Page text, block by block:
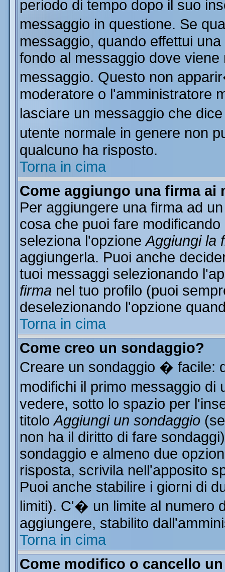
periodo di tempo dopo il suo
messaggio in questione. Se
messaggio, quando effettui
fondo al messaggio dove
messaggio. Questo non
moderatore o l'amministratore
lasciare un messaggio che
utente normale in genere non
qualcuno ha risposto.
Torna in cima
Come aggiungo una firma ai
Per aggiungere una firma ad
cosa che puoi fare
seleziona l'opzioneAggiungi la
aggiungerla. Puoi anche
tuoi messaggi selezionando
firma nel tuo profilo (puoi
deselezionando l'opzione
Torna in cima
Come creo un sondaggio?
Creare un sondaggio � facile:
modifichi il primo messaggio
vedere, sotto lo spazio per
titoloAggiungi un sondaggio
non ha il diritto di fare
sondaggio e almeno due
risposta, scrivila nell'apposito
Puoi anche stabilire i giorni di
limiti). C'� un limite al numero
aggiungere, stabilito
Torna in cima
Come modifico o cancello